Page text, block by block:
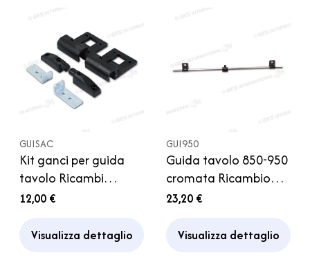
GUISAC
Kit ganci per guida
tavolo Ricambi
Caravan Camper
12,00 €
Visualizza dettaglio
GUI950
Guida tavolo 850-950
cromata Ricambio
per Camper
23,20 €
Visualizza dettaglio